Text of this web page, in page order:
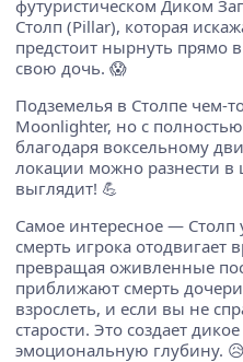
футуристическом Диком
Столп (Pillar), которая
предстоит нырнуть прямо
свою дочь. 😱
Подземелья в Столпе чем-
Moonlighter, но с
благодаря воксельному
локации можно разнести в
выглядит! 💪
Самое интересное — Столп
смерть игрока отодвигает
превращая оживленные
приближают смерть
взрослеть, и если вы не
старости. Это создает
эмоциональную глубину. 😥